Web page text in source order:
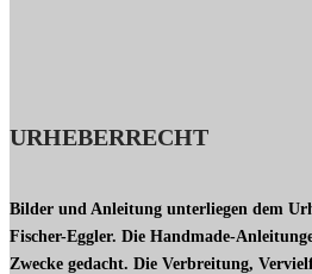
URHEBERRECHT
Bilder und Anleitung unterliegen dem
Fischer-Eggler. Die Handmade-
Zwecke gedacht. Die Verbreitung,